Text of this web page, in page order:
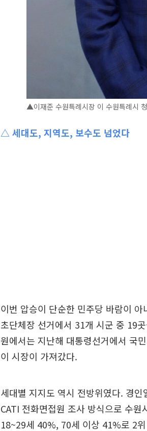
▲이재준 수원특례시장 이 수원특례시
△ 세대도, 지역도, 보수도 넘었다
이번 압승이 단순한 민주당 바람이
초단체장 선거에서 31개 시군 중 19
원에서는 지난해 대통령선거에서 국
이 시장이 가져갔다.
세대별 지지도 역시 전방위였다. 경
CATI 전화면접원 조사 방식으로 수
18~29세 40%, 70세 이상 41%로 2